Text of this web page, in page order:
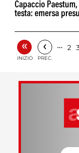
Capaccio
testa: emersa
«
INIZIO
‹
PREC.
… 2